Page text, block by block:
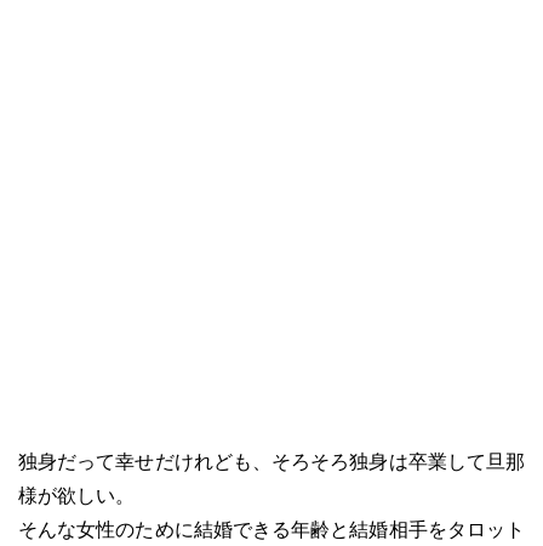
独身だって幸せだけれども、そろそろ独身は卒業して旦那
様が欲しい。
そんな女性のために結婚できる年齢と結婚相手をタロット